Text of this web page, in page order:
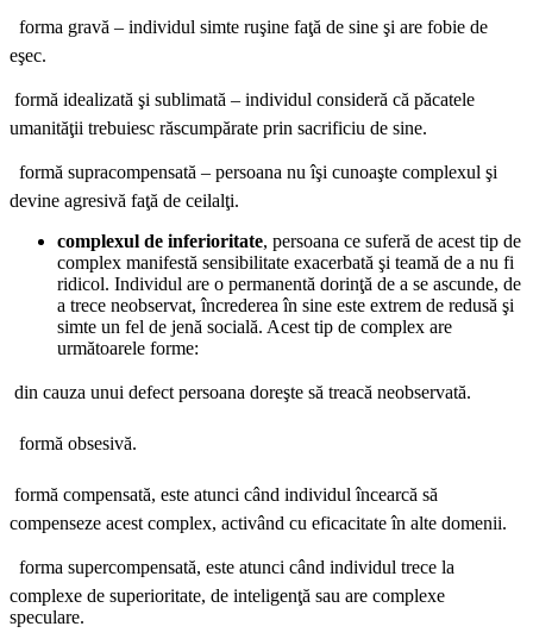
 forma gravă – individul simte ruşine faţă de sine şi are fobie de
eşec.
 formă idealizată şi sublimată – individul consideră că păcatele
umanităţii trebuiesc răscumpărate prin sacrificiu de sine.
 formă supracompensată – persoana nu îşi cunoaşte complexul şi
devine agresivă faţă de ceilalţi.
complexul de inferioritate, persoana ce suferă de acest tip de
complex manifestă sensibilitate exacerbată şi teamă de a nu fi
ridicol. Individul are o permanentă dorinţă de a se ascunde, de
a trece neobservat, încrederea în sine este extrem de redusă şi
simte un fel de jenă socială. Acest tip de complex are
următoarele forme:
 din cauza unui defect persoana doreşte să treacă neobservată.
 formă obsesivă.
 formă compensată, este atunci când individul încearcă să
compenseze acest complex, activând cu eficacitate în alte domenii.
 forma supercompensată, este atunci când individul trece la
complexe de superioritate, de inteligenţă sau are complexe
speculare.